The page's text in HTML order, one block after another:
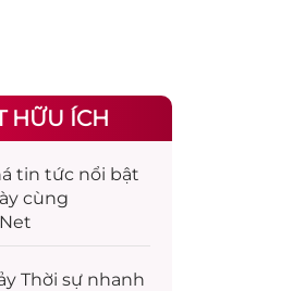
HỮU ÍCH
tin tức nổi bật
cùng
Thời sự nhanh